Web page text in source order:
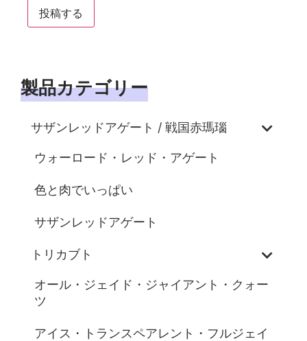
製品カテゴリー
サザンレッドアゲート / 戦国赤瑪瑙
ウォーロード・レッド・アゲート
色と肉でいっぱい
サザンレッドアゲート
トリカブト
オール・ジェイド・ジャイアント・クォー
ツ
アイス・トランスペアレント・フルジェイ